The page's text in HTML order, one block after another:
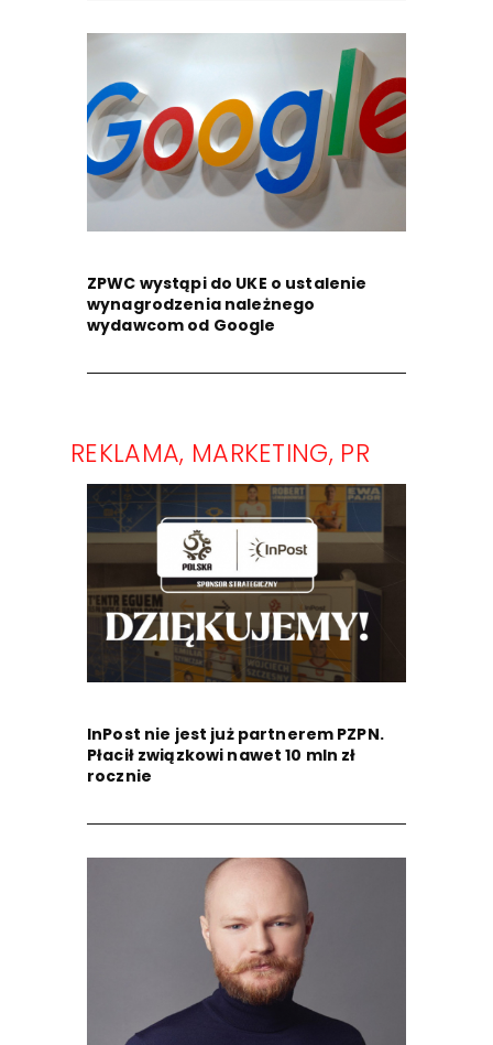
ZPWC wystąpi do UKE o ustalenie
wynagrodzenia należnego
wydawcom od Google
REKLAMA, MARKETING, PR
InPost nie jest już partnerem PZPN.
Płacił związkowi nawet 10 mln zł
rocznie